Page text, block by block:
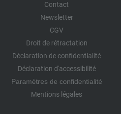
Contact
Newsletter
CGV
Droit de rétractation
Déclaration de confidentialité
Déclaration d'accessibilité
Paramètres de confidentialité
Mentions légales